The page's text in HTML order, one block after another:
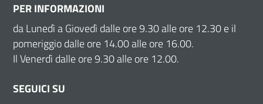
PER INFORMAZIONI
da Lunedì a Giovedì dalle ore 9.30 alle ore 12.30 e il
pomeriggio dalle ore 14.00 alle ore 16.00.
Il Venerdì dalle ore 9.30 alle ore 12.00.
SEGUICI SU